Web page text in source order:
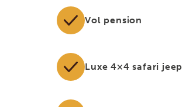
Vol pension
Luxe 4×4 safari jeep